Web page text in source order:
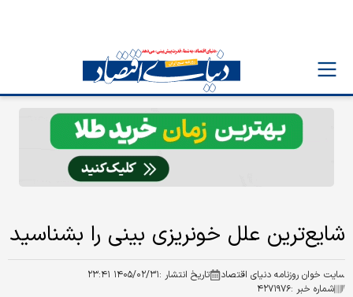
شایع‌ترین علل خونریزی بینی را بشناسید
سایت خوان روزنامه دنیای اقتصاد تاریخ انتشار :۱۴۰۵/۰۲/۳۱ ۲۳:۴۱
شماره خبر :۴۲۷۱۹۷۶